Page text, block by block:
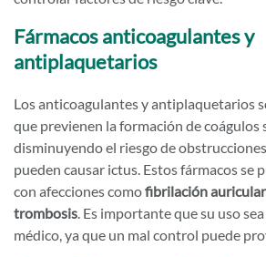
Fármacos anticoagulantes y
antiplaquetarios
Los anticoagulantes y antiplaquetarios
que previenen la formación de coágulos
disminuyendo el riesgo de
pueden causar ictus. Estos fármacos se
con afecciones comofibrilación auricular
trombosis. Es importante que su uso
médico, ya que un mal control puede